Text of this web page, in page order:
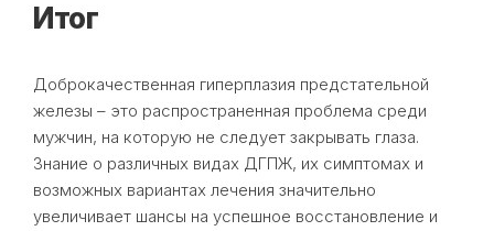
Итог
Доброкачественная гиперплазия предстательной
железы – это распространенная проблема среди
мужчин, на которую не следует закрывать глаза.
Знание о различных видах ДГПЖ, их симптомах и
возможных вариантах лечения значительно
увеличивает шансы на успешное восстановление и